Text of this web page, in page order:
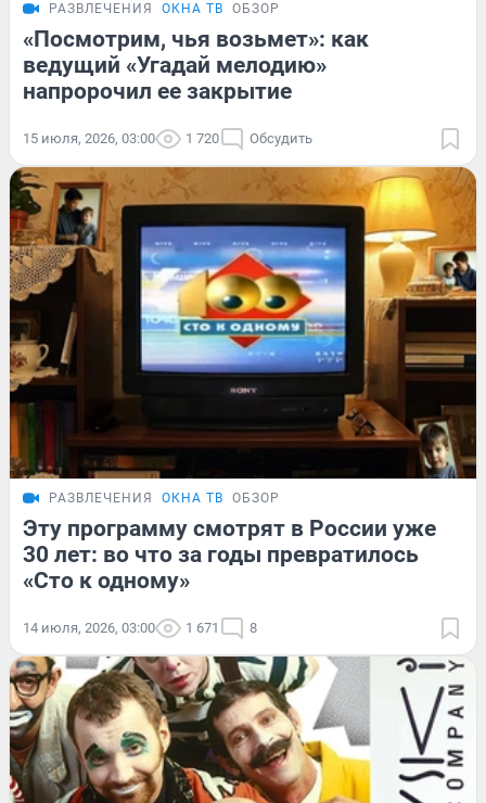
РАЗВЛЕЧЕНИЯ ОКНА ТВ ОБЗОР
«Посмотрим, чья возьмет»: как
ведущий «Угадай мелодию»
напророчил ее закрытие
15 июля, 2026, 03:00 1 720 Обсудить
РАЗВЛЕЧЕНИЯ ОКНА ТВ ОБЗОР
Эту программу смотрят в России уже
30 лет: во что за годы превратилось
«Сто к одному»
14 июля, 2026, 03:00 1 671 8